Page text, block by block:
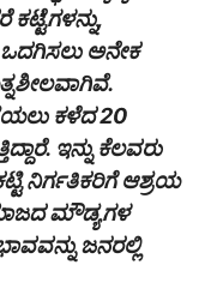
ಒದಗಿಸಲು ಅನೇಕ
ಕಳೆದ 20
ಇನ್ನು ಕೆಲವರು
ನಿರ್ಗತಿಕರಿಗೆ ಆಶ್ರಯ
ಮೌಡ್ಯಗಳ
ಜನರಲ್ಲಿ